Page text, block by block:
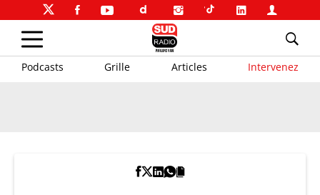
Podcasts Grille Articles Intervenez